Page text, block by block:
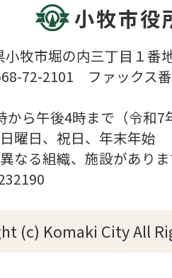
小牧市役
小牧市堀の内三丁目１番
72-2101 ファックス
から午後4時まで（令
曜日、祝日、年末年始
なる組織、施設があり
(c) Komaki City All